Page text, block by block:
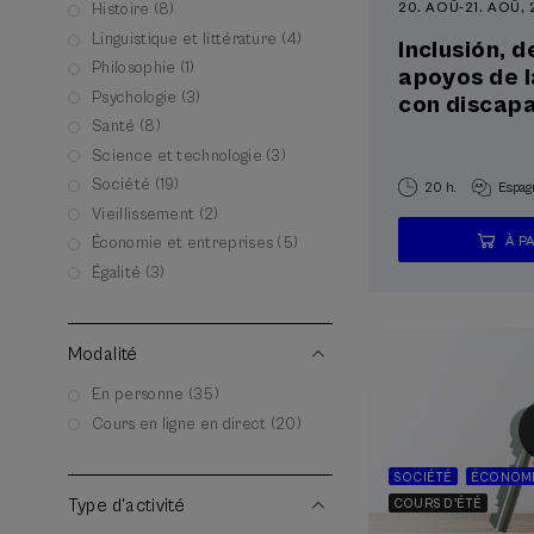
Histoire (8)
Linguistique et littérature (4)
Philosophie (1)
Psychologie (3)
Santé (8)
Science et technologie (3)
Société (19)
Vieillissement (2)
Économie et entreprises (5)
Égalité (3)
Modalité
En personne (35)
Cours en ligne en direct (20)
Type d'activité
20. AOÛ-21. AOÛ,
Inclusión,
apoyos de
con
20 h.
À
SOCIÉTÉ
COURS D'ÉTÉ